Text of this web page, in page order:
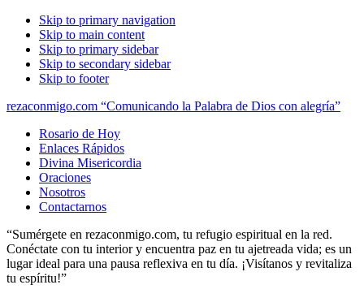
Skip to primary navigation
Skip to main content
Skip to primary sidebar
Skip to secondary sidebar
Skip to footer
rezaconmigo.com “Comunicando la Palabra de Dios con alegría”
Rosario de Hoy
Enlaces Rápidos
Divina Misericordia
Oraciones
Nosotros
Contactarnos
“Sumérgete en rezaconmigo.com, tu refugio espiritual en la red.
Conéctate con tu interior y encuentra paz en tu ajetreada vida; es un
lugar ideal para una pausa reflexiva en tu día. ¡Visítanos y revitaliza
tu espíritu!”